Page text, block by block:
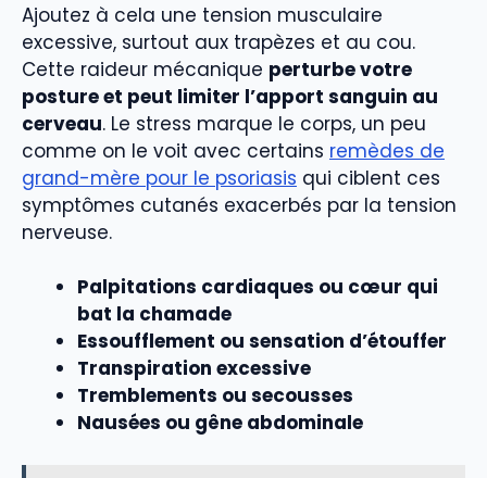
Ajoutez à cela une tension musculaire
excessive, surtout aux trapèzes et au cou.
Cette raideur mécanique perturbe votre
posture et peut limiter l’apport sanguin au
cerveau. Le stress marque le corps, un peu
comme on le voit avec certains remèdes de
grand-mère pour le psoriasis qui ciblent ces
symptômes cutanés exacerbés par la tension
nerveuse.
Palpitations cardiaques ou cœur qui
bat la chamade
Essoufflement ou sensation d’étouffer
Transpiration excessive
Tremblements ou secousses
Nausées ou gêne abdominale